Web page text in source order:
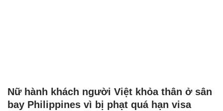
Nữ hành khách người Việt khỏa thân ở sân
bay Philippines vì bị phạt quá hạn visa